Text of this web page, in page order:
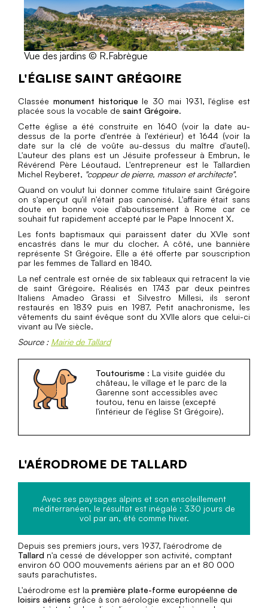
Vue des jardins © R.Fabrègue
L'ÉGLISE SAINT GRÉGOIRE
Classée monument historique le 30 mai 1931, l'église est
placée sous la vocable de saint Grégoire.
Cette église a été construite en 1640 (voir la date au-
dessus de la porte d'entrée à l'extérieur) et 1644 (voir la
date sur la clé de voûte au-dessus du maître d'autel).
L'auteur des plans est un Jésuite professeur à Embrun, le
Révérend Père Léoutaud. L'entrepreneur est le Tallardien
Michel Reyberet, "coppeur de pierre, masson et architecte".
Quand on voulut lui donner comme titulaire saint Grégoire
on s'aperçut qu'il n'était pas canonisé. L'affaire était sans
doute en bonne voie d'aboutissement à Rome car ce
souhait fut rapidement accepté par le Pape Innocent X.
Les fonts baptismaux qui paraissent dater du XVIe sont
encastrés dans le mur du clocher. A côté, une bannière
représente St Grégoire. Elle a été offerte par souscription
par les femmes de Tallard en 1840.
La nef centrale est ornée de six tableaux qui retracent la vie
de saint Grégoire. Réalisés en 1743 par deux peintres
Italiens Amadeo Grassi et Silvestro Millesi, ils seront
restaurés en 1839 puis en 1987. Petit anachronisme, les
vêtements du saint évêque sont du XVIIe alors que celui-ci
vivant au IVe siècle.
Source : Mairie de Tallard
Toutourisme : La visite guidée du
château, le village et le parc de la
Garenne sont accessibles avec
toutou, tenu en laisse (excepté
l'intérieur de l'église St Grégoire).
L'AÉRODROME DE TALLARD
Avec ses paysages alpins et son ensoleillement
méditerranéen, le résultat est inégalé : 330 jours de
vol par an, été comme hiver.
Depuis ses premiers jours, vers 1937, l'aérodrome de
Tallard n'a cessé de développer son activité, comptant
environ 60 000 mouvements aériens par an et 80 000
sauts parachutistes.
L'aérodrome est la première plate-forme européenne de
loisirs aériens grâce à son aérologie exceptionnelle qui